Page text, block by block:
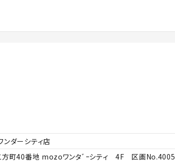
ダーシティ店
方町40番地 mozoワンタﾞｰシティ 4F 区画No.4005